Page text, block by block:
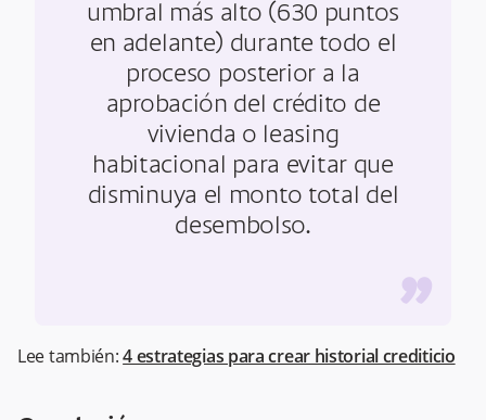
umbral más alto (630 puntos
en adelante) durante todo el
proceso posterior a la
aprobación del crédito de
vivienda o leasing
habitacional para evitar que
disminuya el monto total del
desembolso.
”
Lee también:4 estrategias para crear historial crediticio